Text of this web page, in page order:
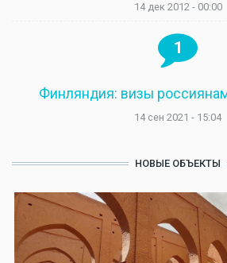
14 дек 2012 - 00:00
1
Финляндия: визы
14 сен 2021 - 15:04
НОВЫЕ ОБЪЕКТЫ